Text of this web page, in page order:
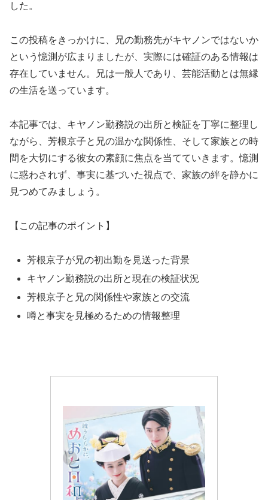
した。
この投稿をきっかけに、兄の勤務先がキヤノンではないか
という憶測が広まりましたが、実際には確証のある情報は
存在していません。兄は一般人であり、芸能活動とは無縁
の生活を送っています。
本記事では、キヤノン勤務説の出所と検証を丁寧に整理し
ながら、芳根京子と兄の温かな関係性、そして家族との時
間を大切にする彼女の素顔に焦点を当てていきます。憶測
に惑わされず、事実に基づいた視点で、家族の絆を静かに
見つめてみましょう。
【この記事のポイント】
芳根京子が兄の初出勤を見送った背景
キヤノン勤務説の出所と現在の検証状況
芳根京子と兄の関係性や家族との交流
噂と事実を見極めるための情報整理